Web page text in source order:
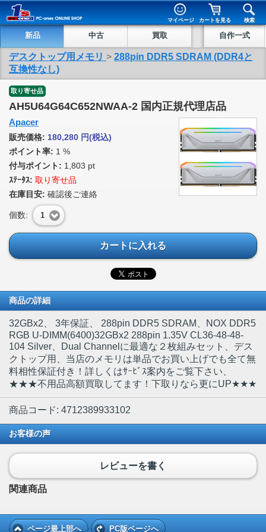
マイページ カートを見る 検索
新品 中古 買取 自作一式
デスクトップ用メモリ > 288pin DDR5 SDRAM (DDR4と
互換性なし)
取り寄せ品
AH5U64G64C652NWAA-2 国内正規代理店品
Apacer
販売価格: 180,280 円(税込)
ポイント率: 1 %
付与ポイント: 1,803 pt
ｽﾃｰﾀｽ: 取り寄せ品
在庫目安: 確認後ご連絡
個数: 1
カートに入れる
商品の詳細
32GBx2 、 3年保証、 288pin DDR5 SDRAM、NOX DDR5
RGB U-DIMM(6400)32GBx2 288pin 1.35V CL36-48-48-
104 Silver、Dual Channelに最適な２枚組みセット、デス
クトップ用、当店のメモリは単品でお買い上げでも全て無
料相性保証付き！詳しくはｻｰﾋﾞｽ案内をご覧下さい、
★★★不用品高額買取してます！下取りなら更にUP★★★
商品コード: 4712389933102
お客様の声
レビューを書く
関連商品
ページ最上部へ PC版ページへ